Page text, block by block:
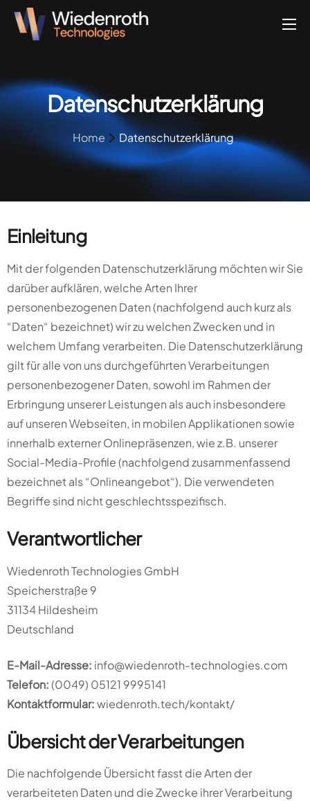
Projekte
LeistungenDatenschutzerklärung
Home Datenschutzerklärung
Einleitung
Mit der folgenden Datenschutzerklärung möchten wir Sie
darüber aufklären, welche Arten Ihrer
personenbezogenen Daten (nachfolgend auch kurz als
“Daten“ bezeichnet) wir zu welchen Zwecken und in
welchem Umfang verarbeiten. Die Datenschutzerklärung
gilt für alle von uns durchgeführten Verarbeitungen
personenbezogener Daten, sowohl im Rahmen der
Erbringung unserer Leistungen als auch insbesondere
auf unseren Webseiten, in mobilen Applikationen sowie
innerhalb externer Onlinepräsenzen, wie z.B. unserer
Social-Media-Profile (nachfolgend zusammenfassend
bezeichnet als “Onlineangebot“). Die verwendeten
Begriffe sind nicht geschlechtsspezifisch.
Verantwortlicher
Wiedenroth Technologies GmbH
Speicherstraße 9
31134 Hildesheim
Deutschland
E-Mail-Adresse: info@wiedenroth-technologies.com
Telefon:(0049) 05121 9995141
Kontaktformular:wiedenroth.tech/kontakt/
Übersicht der Verarbeitungen
Die nachfolgende Übersicht fasst die Arten der
verarbeiteten Daten und die Zwecke ihrer Verarbeitung